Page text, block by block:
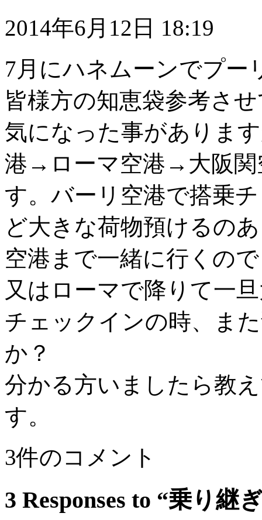
2014年6月12日 18:19
7月にハネムーンでプー
皆様方の知恵袋参考さ
気になった事がありま
港→ローマ空港→大阪関
す。バーリ空港で搭乗
ど大きな荷物預けるの
空港まで一緒に行くの
又はローマで降りて一
チェックインの時、ま
か？
分かる方いましたら教
す。
3件のコメント
3 Responses to “乗り継